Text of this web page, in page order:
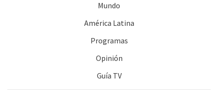
Mundo
América Latina
Programas
Opinión
Guía TV